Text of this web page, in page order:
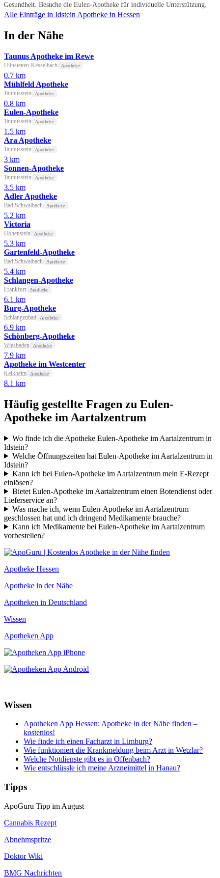
Gesundheit. Besuche die Eulen-Apotheke für individuelle Unterstützung.
Alle Einträge in Idstein Apotheke in Hessen
In der Nähe
Taunus Apotheke im Rewe
Hünstetten-Kesselbach Apotheke
0.7 km
Mühlfeld Apotheke
Taunusstein Apotheke
0.8 km
Eulen-Apotheke
Taunusstein Apotheke
1.5 km
Ara Apotheke
Taunusstein Apotheke
3 km
Sonnen-Apotheke
Taunusstein Apotheke
3.5 km
Adler Apotheke
Bad Schwalbach Apotheke
5.2 km
Victoria
Hohenstein Apotheke
5.3 km
Gartenfeld-Apotheke
Bad Schwalbach Apotheke
5.4 km
Schlangen-Apotheke
Frankfurt Apotheke
6.1 km
Burg-Apotheke
Schlangenbad Apotheke
6.9 km
Schönberg-Apotheke
Wiesbaden Apotheke
7.9 km
Apotheke im Westcenter
Kelkheim Apotheke
8.1 km
Häufig gestellte Fragen zu Eulen-
Apotheke im Aartalzentrum
Wo finde ich die Apotheke Eulen-Apotheke im Aartalzentrum in
Idstein?
Welche Öffnungszeiten hat Eulen-Apotheke im Aartalzentrum in
Idstein?
Kann ich bei Eulen-Apotheke im Aartalzentrum mein E-Rezept
einlösen?
Bietet Eulen-Apotheke im Aartalzentrum einen Botendienst oder
Lieferservice an?
Was mache ich, wenn Eulen-Apotheke im Aartalzentrum
geschlossen hat und ich dringend Medikamente brauche?
Kann ich Medikamente bei Eulen-Apotheke im Aartalzentrum
vorbestellen?
Apotheke Hessen
Apotheke in der Nähe
Apotheken in Deutschland
Wissen
Apotheken App
Wissen
Apotheken App Hessen: Apotheke in der Nähe finden –
kostenlos!
Wie finde ich einen Facharzt in Limburg?
Wie funktioniert die Krankmeldung beim Arzt in Wetzlar?
Welche Notdienste gibt es in Offenbach?
Wie entschlüssle ich meine Arzneimittel in Hanau?
Tipps
ApoGuru Tipp im August
Cannabis Rezept
Abnehmspritze
Doktor Wiki
BMG Nachrichten